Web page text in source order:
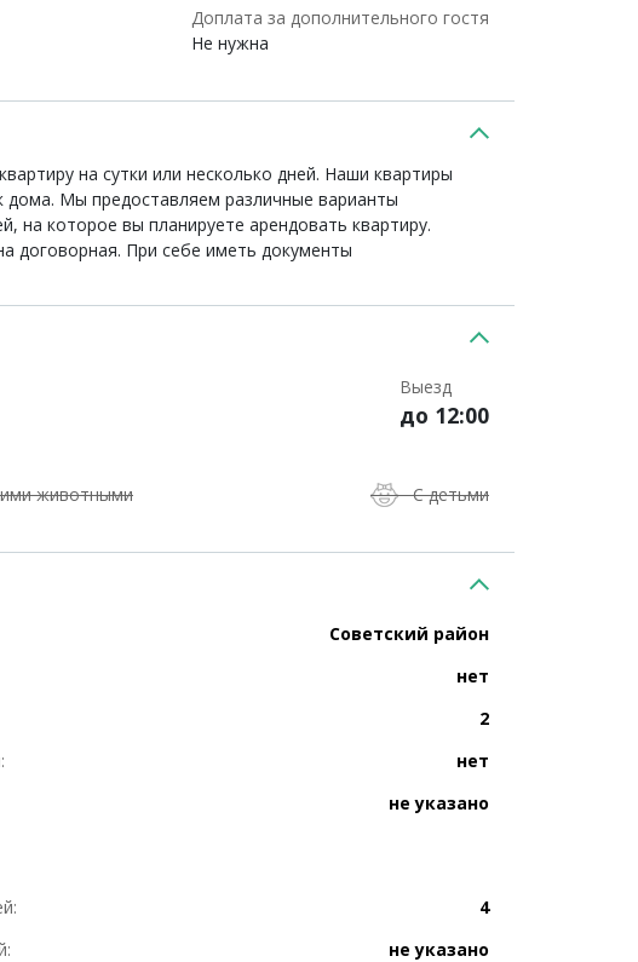
Доплата за дополнительного гостя
Не нужна
на сутки или несколько дней. Наши квартиры
Мы предоставляем различные варианты
на которое вы планируете арендовать квартиру.
договорная. При себе иметь документы
Выезд
до 12:00
животными С детьми
Советский район
нет
2
нет
не указано
4
не указано